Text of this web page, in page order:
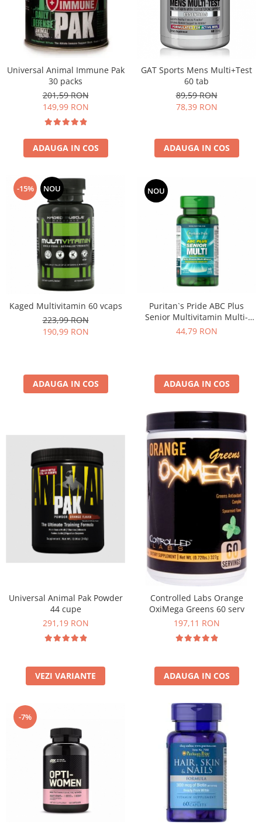
Universal Animal Immune Pak
30 packs
201,59 RON
149,99 RON
ADAUGA IN COS
GAT Sports Mens Multi+Test
60 tab
89,59 RON
78,39 RON
ADAUGA IN COS
-15% NOU
Kaged Multivitamin 60 vcaps
223,99 RON
190,99 RON
ADAUGA IN COS
NOU
Puritan`s Pride ABC Plus
Senior Multivitamin Multi-
mineral 60 coated caplets
44,79 RON
ADAUGA IN COS
Universal Animal Pak Powder
44 cupe
291,19 RON
VEZI VARIANTE
Controlled Labs Orange
OxiMega Greens 60 serv
197,11 RON
ADAUGA IN COS
-7%